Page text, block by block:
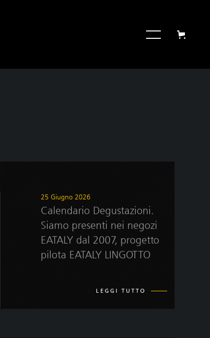
25 Giugno 2026
Calendario Degustazioni.
Siamo presenti nei negozi
EATALY dal 2007, progetto
pilota EATALY LINGOTTO
LEGGI TUTTO